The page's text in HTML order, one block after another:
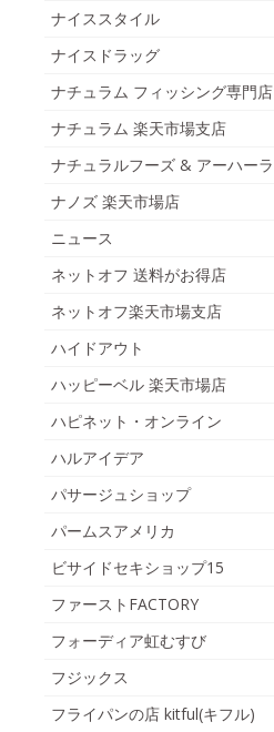
ナイススタイル
ナイスドラッグ
ナチュラム フィッシング専門店
ナチュラム 楽天市場支店
ナチュラルフーズ & アーハーラ
ナノズ 楽天市場店
ニュース
ネットオフ 送料がお得店
ネットオフ楽天市場支店
ハイドアウト
ハッピーベル 楽天市場店
ハピネット・オンライン
ハルアイデア
パサージュショップ
パームスアメリカ
ビサイドセキショップ15
ファーストFACTORY
フォーディア虹むすび
フジックス
フライパンの店 kitful(キフル)